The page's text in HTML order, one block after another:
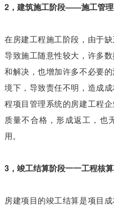
2，建筑施工阶段——施工管
在房建工程施工阶段，由于
导致施工随意性较大，许多
和解决，也增加许多不必要
境下，导致责任不明，造成
程项目管理系统的房建工程
质量不合格，形成返工，也
用。
3，竣工结算阶段一一工程核
房建项目的竣工结算是项目